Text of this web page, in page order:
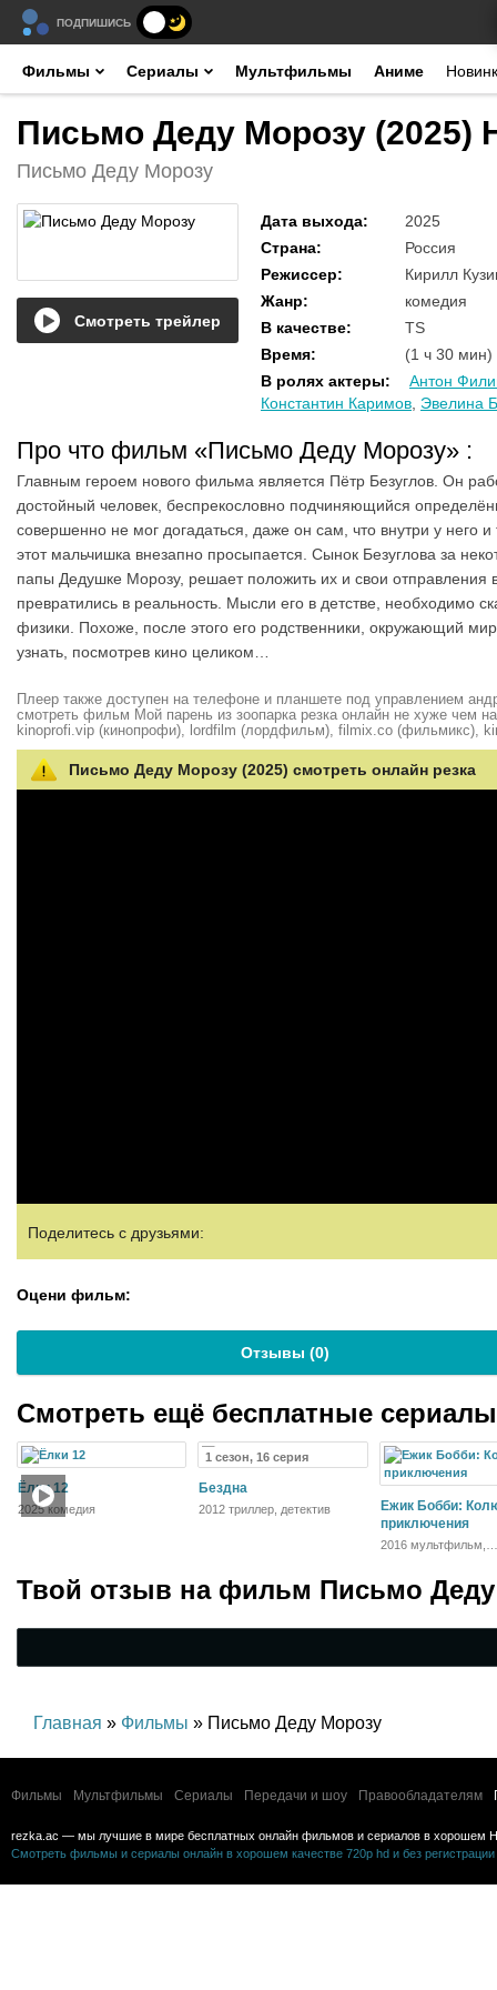
ПОДПИШИСЬ
Фильмы Сериалы Мультфильмы Аниме
Письмо Деду Морозу (2025)
Письмо Деду Морозу
Смотреть трейлер
Дата выхода:
2025
Страна:
Россия
Режиссер:
Кирилл
Жанр:
комедия
В качестве:
TS
Время:
(1 ч 30 мин)
В ролях актеры:
Антон
Константин Каримов Эвелина
Про что фильм «Письмо Деду Морозу» :
Главным героем нового фильма является Пётр Безуглов. Он
достойный человек, беспрекословно подчиняющийся
совершенно не мог догадаться, даже он сам, что внутри у
этот мальчишка внезапно просыпается. Сынок Безуглова за
папы Дедушке Морозу, решает положить их и свои
превратились в реальность. Мысли его в детстве, необходимо
физики. Похоже, после этого его родственники, окружающий
узнать, посмотрев кино целиком…
Плеер также доступен на телефоне и планшете под управлением
смотреть фильм Мой парень из зоопарка резка онлайн не хуже чем
kinoprofi.vip (кинопрофи), lordfilm (лордфильм), filmix.co (фильмикс),
Письмо Деду Морозу (2025) смотреть онлайн резка
Поделитесь с друзьями:
Оцени фильм:
Отзывы (0)
Смотреть ещё бесплатные
Ёлки 12
2025 комедия
1 сезон, 16 серия
Бездна
2012 триллер, детектив
Ежик Бобби:
приключения
2016 мультфильм,
Твой отзыв на фильм Письмо
Главная » Фильмы » Письмо Деду Морозу
Фильмы Мультфильмы Сериалы Передачи и шоу Правообладателям
rezka.ac — мы лучшие в мире бесплатных онлайн фильмов и сериалов в хорошем
Смотреть фильмы и сериалы онлайн в хорошем качестве 720p hd и без